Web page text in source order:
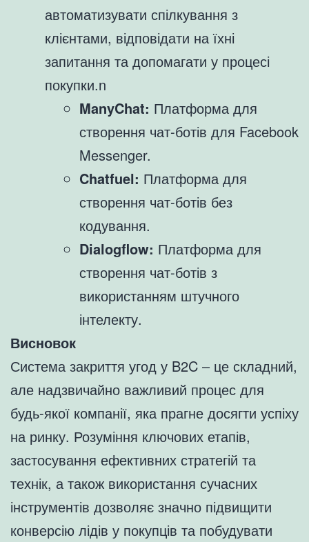
автоматизувати спілкування з
клієнтами, відповідати на їхні
запитання та допомагати у процесі
покупки.n
ManyChat: Платформа для
створення чат-ботів для Facebook
Messenger.
Chatfuel: Платформа для
створення чат-ботів без
кодування.
Dialogflow: Платформа для
створення чат-ботів з
використанням штучного
інтелекту.
Висновок
Система закриття угод у B2C – це складний,
але надзвичайно важливий процес для
будь-якої компанії, яка прагне досягти успіху
на ринку. Розуміння ключових етапів,
застосування ефективних стратегій та
технік, а також використання сучасних
інструментів дозволяє значно підвищити
конверсію лідів у покупців та побудувати